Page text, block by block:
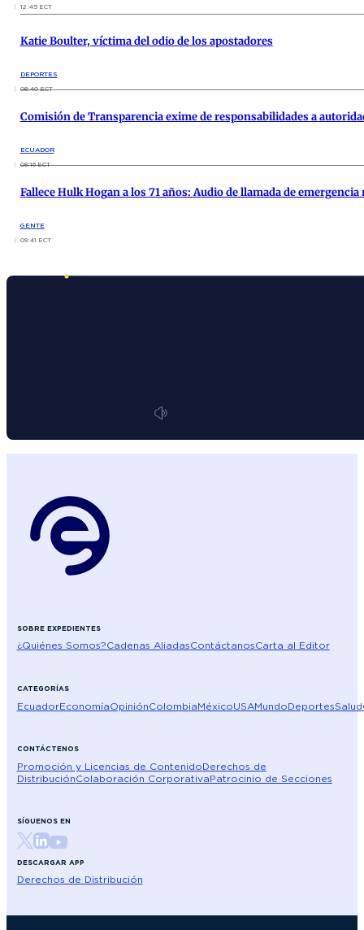
12:45 ECT
Katie Boulter, víctima del odio de los apostadores
DEPORTES
08:40 ECT
Comisión de Transparencia exime de responsabilidades a
ECUADOR
08:16 ECT
Fallece Hulk Hogan a los 71 años: Audio de llamada de
GENTE
09:41 ECT
SOBRE EXPEDIENTES
¿Quiénes Somos?Cadenas AliadasContáctanosCarta al Editor
CATEGORÍAS
EcuadorEconomíaOpiniónColombiaMéxicoUSAMundoDeportesSalud
CONTÁCTENOS
Promoción y Licencias de ContenidoDerechos de
DistribuciónColaboración CorporativaPatrocinio de Secciones
SÍGUENOS EN
DESCARGAR APP
Derechos de Distribución